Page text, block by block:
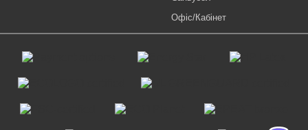
Офіс/Кабінет